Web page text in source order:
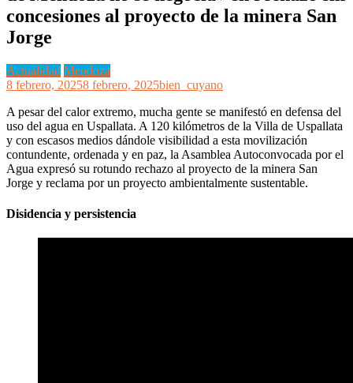
concesiones al proyecto de la minera San
Jorge
Actualidad Mendoza
8 febrero, 20258 febrero, 2025bien_cuyano
A pesar del calor extremo, mucha gente se manifestó en defensa del
uso del agua en Uspallata. A 120 kilómetros de la Villa de Uspallata
y con escasos medios dándole visibilidad a esta movilización
contundente, ordenada y en paz, la Asamblea Autoconvocada por el
Agua expresó su rotundo rechazo al proyecto de la minera San
Jorge y reclama por un proyecto ambientalmente sustentable.
Disidencia y persistencia